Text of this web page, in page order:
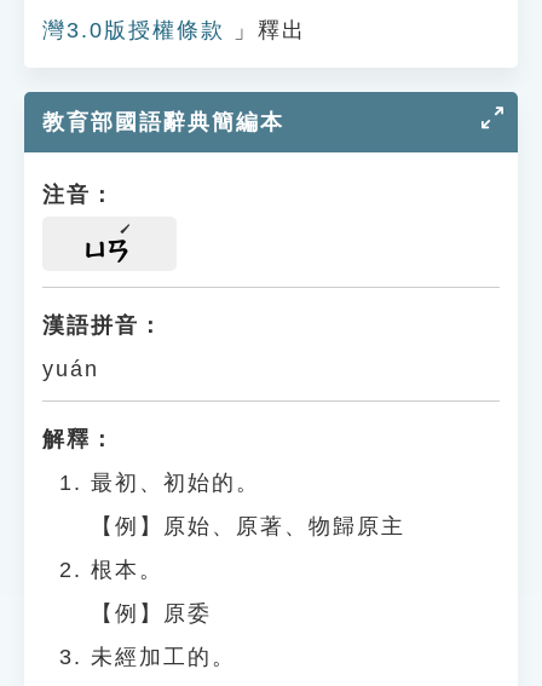
灣3.0版授權條款
」釋出
教育部國語辭典簡編本
注音：
ㄩㄢ
漢語拼音：
yuán
解釋：
最初、初始的。
【例】原始、原著、物歸原主
根本。
【例】原委
未經加工的。